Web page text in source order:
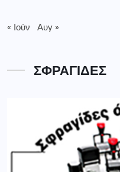
« Ιούν Αυγ »
ΣΦΡΑΓΙΔΕΣ